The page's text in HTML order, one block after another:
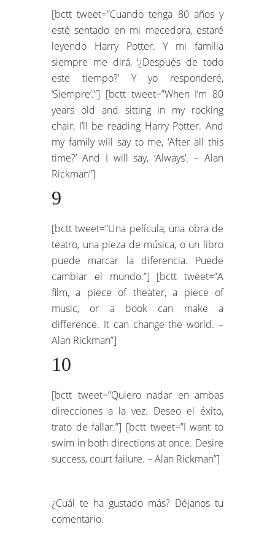
[bctt tweet=”Cuando tenga 80 años y
esté sentado en mi mecedora, estaré
leyendo Harry Potter. Y mi familia
siempre me dirá, ‘¿Después de todo
este tiempo?’ Y yo responderé,
‘Siempre’.”] [bctt tweet=”When I’m 80
years old and sitting in my rocking
chair, I’ll be reading Harry Potter. And
my family will say to me, ‘After all this
time?’ And I will say, ‘Always’. – Alan
Rickman”]
9
[bctt tweet=”Una película, una obra de
teatro, una pieza de música, o un libro
puede marcar la diferencia. Puede
cambiar el mundo.”] [bctt tweet=”A
film, a piece of theater, a piece of
music, or a book can make a
difference. It can change the world. –
Alan Rickman”]
10
[bctt tweet=”Quiero nadar en ambas
direcciones a la vez. Deseo el éxito,
trato de fallar.”] [bctt tweet=”I want to
swim in both directions at once. Desire
success, court failure. – Alan Rickman”]
¿Cuál te ha gustado más? Déjanos tu
comentario.